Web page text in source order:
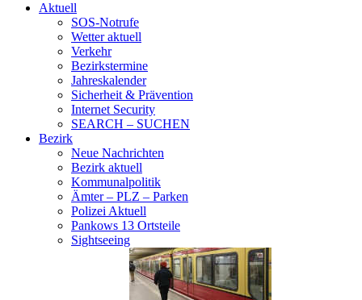
Aktuell
SOS-Notrufe
Wetter aktuell
Verkehr
Bezirkstermine
Jahreskalender
Sicherheit & Prävention
Internet Security
SEARCH – SUCHEN
Bezirk
Neue Nachrichten
Bezirk aktuell
Kommunalpolitik
Ämter – PLZ – Parken
Polizei Aktuell
Pankows 13 Ortsteile
Sightseeing